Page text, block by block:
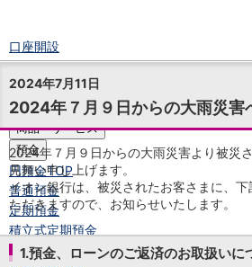
口座開設
ログイン
チャット
メニュー
商品・サービス
預金
円預金TOP
普通預金
定期預金
積立式定期預金
外貨預金
TOP
2024年7月11日
2024年７月９日からの大雨災害
2024年７月９日からの大雨災害より被災
見舞い申し上げます。
イオン銀行は、被災されたお客さまに、
ただきますので、お知らせいたします。
1.預金、ローンのご返済のお取扱いに